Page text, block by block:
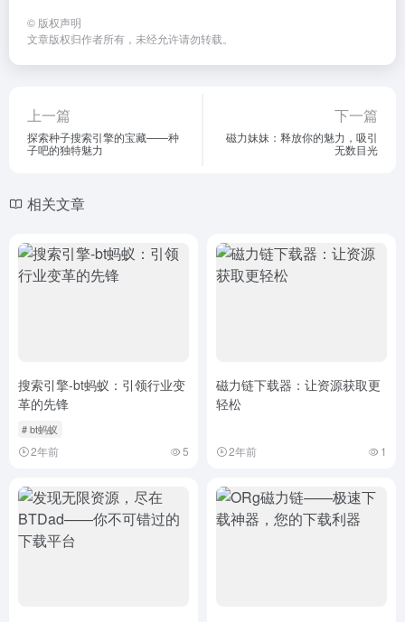
© 版权声明
文章版权归作者所有，未经允许请勿转载。
上一篇
探索种子搜索引擎的宝藏——种
子吧的独特魅力
下一篇
磁力妹妹：释放你的魅力，吸引
无数目光
相关文章
搜索引擎-bt蚂蚁：引领行业变
革的先锋
# bt蚂蚁
2年前 5
磁力链下载器：让资源获取更
轻松
2年前 1